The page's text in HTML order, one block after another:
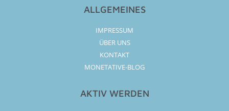
ALLGEMEINES
IMPRESSUM
ÜBER UNS
KONTAKT
MONETATIVE-BLOG
AKTIV WERDEN